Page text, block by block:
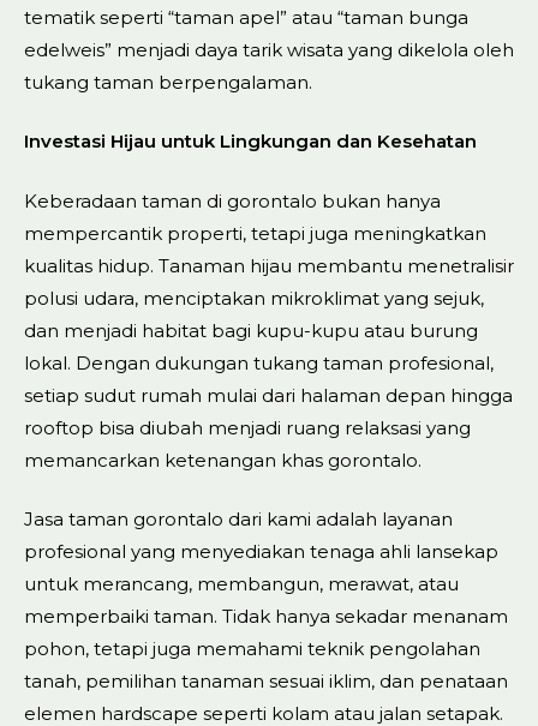
tematik seperti “taman apel” atau “taman bunga
edelweis” menjadi daya tarik wisata yang dikelola oleh
tukang taman berpengalaman.
Investasi Hijau untuk Lingkungan dan Kesehatan
Keberadaan taman di gorontalo bukan hanya
mempercantik properti, tetapi juga meningkatkan
kualitas hidup. Tanaman hijau membantu menetralisir
polusi udara, menciptakan mikroklimat yang sejuk,
dan menjadi habitat bagi kupu-kupu atau burung
lokal. Dengan dukungan tukang taman profesional,
setiap sudut rumah mulai dari halaman depan hingga
rooftop bisa diubah menjadi ruang relaksasi yang
memancarkan ketenangan khas gorontalo.
Jasa taman gorontalo dari kami adalah layanan
profesional yang menyediakan tenaga ahli lansekap
untuk merancang, membangun, merawat, atau
memperbaiki taman. Tidak hanya sekadar menanam
pohon, tetapi juga memahami teknik pengolahan
tanah, pemilihan tanaman sesuai iklim, dan penataan
elemen hardscape seperti kolam atau jalan setapak.